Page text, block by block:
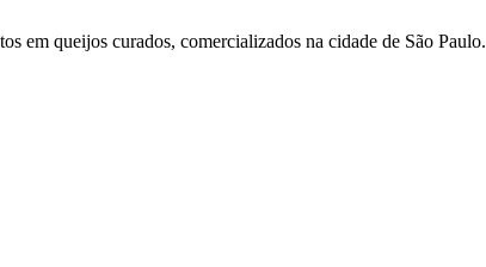
em queijos curados, comercializados na cidade de São Paulo.